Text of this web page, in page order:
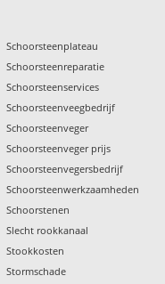
Schoorsteenplateau
Schoorsteenreparatie
Schoorsteenservices
Schoorsteenveegbedrijf
Schoorsteenveger
Schoorsteenveger prijs
Schoorsteenvegersbedrijf
Schoorsteenwerkzaamheden
Schoorstenen
Slecht rookkanaal
Stookkosten
Stormschade